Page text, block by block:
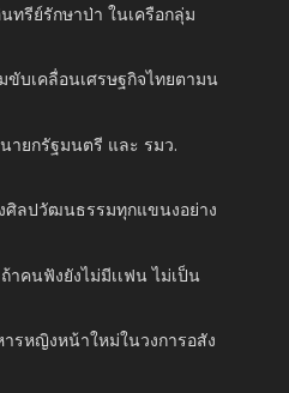
ทรีย์รักษาป่า ในเครือกลุ่ม
ขับเคลื่อนเศรษฐกิจไทยตามน
ยกรัฐมนตรี และ รมว.
ศิลปวัฒนธรรมทุกแขนงอย่าง
าคนฟังยังไม่มีเเฟน ไม่เป็น
รหญิงหน้าใหม่ในวงการอสัง